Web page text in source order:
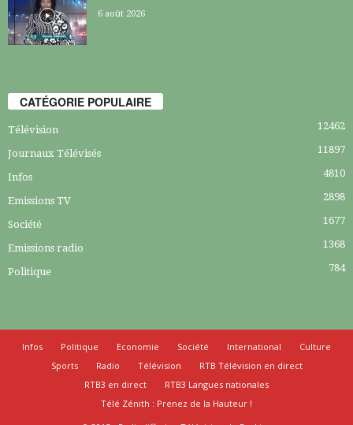
6 août 2026
CATÉGORIE POPULAIRE
Télévision 12462
Journaux Télévisés 11897
Infos 4810
Emissions TV 2898
Société 1677
Emissions radio 1368
Politique 784
Infos Politique Economie Société International
Culture
Sports
Radio Télévision
RTB Télévision en direct
RTB3 en direct
RTB3 Langues nationales
Télé Zénith : Prenez de la Hauteur !